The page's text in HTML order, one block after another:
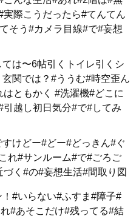
実際こうだったら#てんてん
そう#カメラ目線#で#妄想
は〜6帖引くトイレ引くシ
関では？#ううむ#時空歪ん
ともかく #洗濯機#どこに
越し初日気分#で#してみ
けどー#どー#どっきん#ぐ
れ#サンルーム#で#ごろご
く#の#妄想生活#間取り図
#いらない#ふすま#障子#
#あそこだけ#残ってる#結